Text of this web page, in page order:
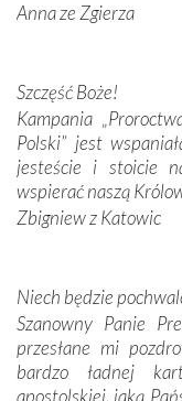
W miejscu
Podczas tej
spotykaliśmy
Portugalczyków.
zwyczaje. Mimo
oddalone, w
Sprawiła to
kulturowa
mieliśmy okazję
otacza nie tylko
się Jej ufnie
Jej siebie oraz
Anna ze Zgierza
Szczęść Boże!
Kampania
Polski” jest
jesteście i stoicie
wspierać naszą
Zbigniew z Katowic
Niech będzie
Szanowny Panie
przesłane mi
bardzo ładnej
apostolskiej, jaką